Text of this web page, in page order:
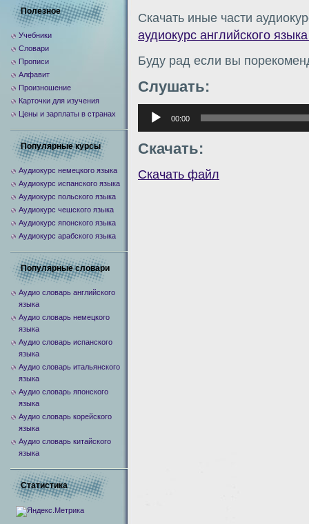
Скачать иные части
аудиокурс английского
Буду рад если вы
Слушать:
Аудиоплеер
00:00
Скачать:
Скачать файл
Полезное
Учебники
Словари
Прописи
Алфавит
Произношение
Карточки для изучения
Цены и зарплаты в странах
Популярные курсы
Аудиокурс немецкого языка
Аудиокурс испанского языка
Аудиокурс польского языка
Аудиокурс чешского языка
Аудиокурс японского языка
Аудиокурс арабского языка
Популярные словари
Аудио словарь английского
языка
Аудио словарь немецкого
языка
Аудио словарь испанского
языка
Аудио словарь итальянского
языка
Аудио словарь японского
языка
Аудио словарь корейского
языка
Аудио словарь китайского
языка
Статистика